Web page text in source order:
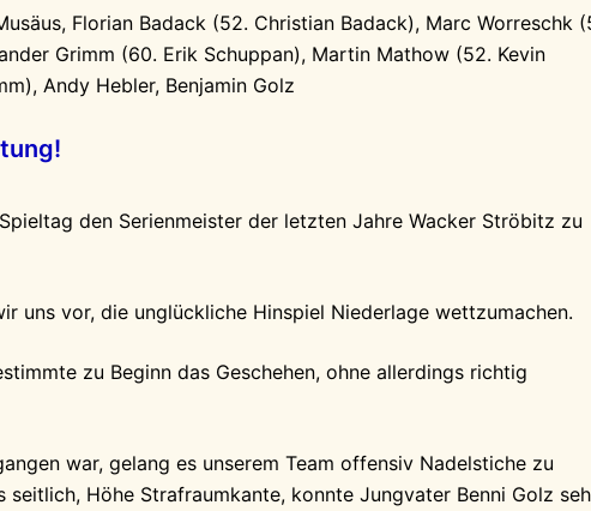
Florian Badack (52. Christian Badack), Marc Worreschk
Grimm (60. Erik Schuppan), Martin Mathow (52. Kevin
Andy Hebler, Benjamin Golz
den Serienmeister der letzten Jahre Wacker Ströbitz zu
uns vor, die unglückliche Hinspiel Niederlage wettzumachen.
zu Beginn das Geschehen, ohne allerdings richtig
war, gelang es unserem Team offensiv Nadelstiche zu
seitlich, Höhe Strafraumkante, konnte Jungvater Benni Golz